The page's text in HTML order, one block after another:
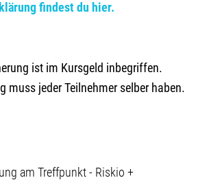
findest du hier.
ist im Kursgeld inbegriffen.
muss jeder Teilnehmer selber haben.
am Treffpunkt - Riskio +